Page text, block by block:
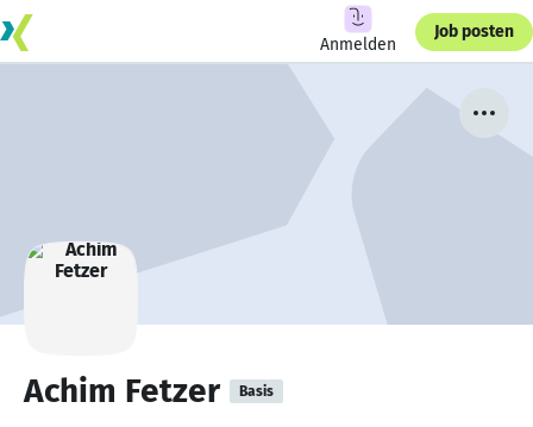
Anmelden
Job posten
Achim Fetzer Basis